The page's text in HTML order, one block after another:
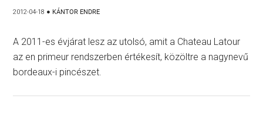
2012-04-18 ● KÁNTOR ENDRE
A 2011-es évjárat lesz az utolsó, amit a Chateau Latour
az en primeur rendszerben értékesít, közöltre a nagynevű
bordeaux-i pincészet.